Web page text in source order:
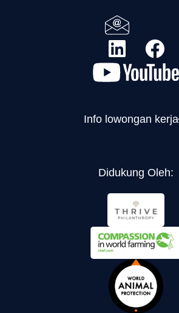
Info lowongan kerja
Didukung Oleh: